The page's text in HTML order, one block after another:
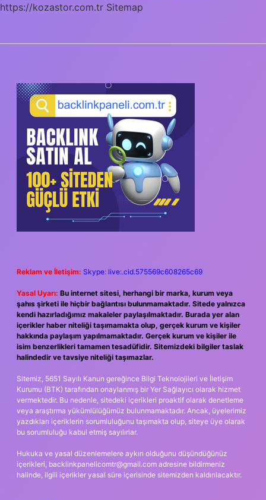
https://kozastor.com.tr Sitemap
SIDEBAR
Reklam ve İletişim: Skype: live:.cid.575569c608265c69
Yasal Uyarı: Bu internet sitesi, herhangi bir marka, kurum veya
şahıs şirketi ile hiçbir bağlantısı bulunmamaktadır. Sitede yalnızca
kendi hazırladığımız makaleler paylaşılmaktadır. Burada yer alan
içerikler haber niteliği taşımamakta olup, gerçek kurum ve kişiler
hakkında paylaşım yapılmamaktadır. Gerçek kurum ve kişiler ile
isim benzerlikleri tamamen tesadüfidir. Sitemizdeki bilgiler taslak
halindedir ve tavsiye niteliği taşımazlar.
Sitemiz, 5651 Sayılı Kanun gereğince Bilgi Teknolojileri ve İletişim
Kurumu (BTK) tarafından onaylanmış bir Yer Sağlayıcı olarak hizmet
vermektedir. Bu nedenle, sitedeki içerikleri proaktif olarak denetleme
veya araştırma yükümlülüğümüz bulunmamaktadır. Ancak, üyelerimiz
yazdıkları içeriklerin sorumluluğunu taşımakta olup, siteye üye olarak
bu sorumluluğu kabul etmiş sayılırlar.
Hukuka ve yasal düzenlemelere aykırı olduğunu düşündüğünüz
içerikleri, backlinkpanelicomtr@gmail.com adresine bildirmeniz
halinde, ilgili içerikler yasal süre içerisinde sitemizden kaldırılacaktır.